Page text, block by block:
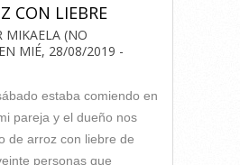
CON LIEBRE
MIKAELA (NO
EN MIÉ, 28/08/2019 -
estaba comiendo en
pareja y el dueño nos
de arroz con liebre de
personas que